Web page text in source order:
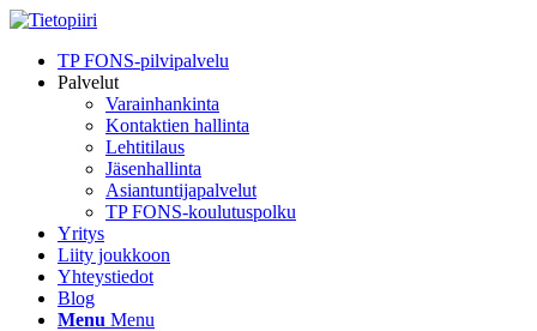
TP FONS-pilvipalvelu
Palvelut
Varainhankinta
Kontaktien hallinta
Lehtitilaus
Jäsenhallinta
Asiantuntijapalvelut
TP FONS-koulutuspolku
Yritys
Liity joukkoon
Yhteystiedot
Blog
Menu Menu